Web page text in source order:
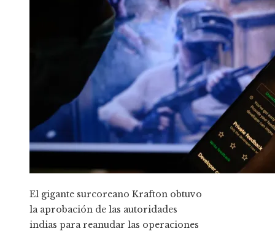
El gigante surcoreano Krafton obtuvo
la aprobación de las autoridades
indias para reanudar las operaciones